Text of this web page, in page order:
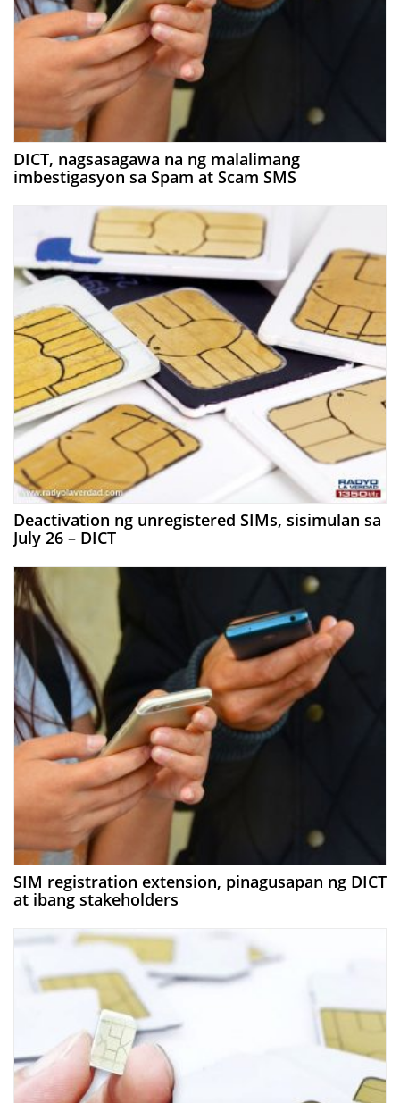
DICT, nagsasagawa na ng malalimang
imbestigasyon sa Spam at Scam SMS
Deactivation ng unregistered SIMs, sisimulan sa
July 26 – DICT
SIM registration extension, pinagusapan ng DICT
at ibang stakeholders